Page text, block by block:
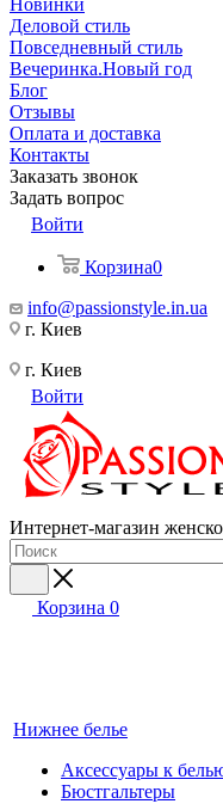
Новинки
Деловой стиль
Повседневный стиль
Вечеринка.Новый год
Блог
Отзывы
Оплата и доставка
Контакты
Заказать звонок
Задать вопрос
Войти
Корзина0
info@passionstyle.in.ua
г. Киев
г. Киев
Войти
Интернет-магазин
Корзина 0
Нижнее белье
Аксессуары к
Бюстгальтеры